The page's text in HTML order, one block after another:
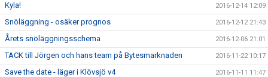
Kyla! 2016-12-14 12:09
Snöläggning - osäker prognos 2016-12-12 21:43
Årets snöläggningsschema 2016-12-06 21:01
TACK till Jörgen och hans team på Bytesmarknaden 2016-11-22 10:17
Save the date - läger i Klövsjö v4 2016-11-11 11:47